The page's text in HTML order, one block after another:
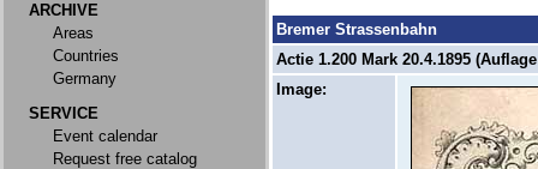
ARCHIVE
Areas
Countries
Germany
SERVICE
Event calendar
Request free catalog
Bremer Strassenbahn
Actie 1.200 Mark 20.4.1895
Image: